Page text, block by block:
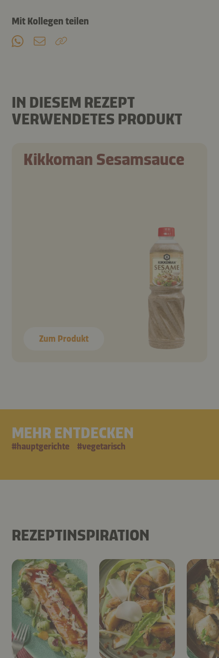
Mit Kollegen teilen
IN DIESEM REZEPT
VERWENDETES PRODUKT
Kikkoman Sesamsauce
Zum Produkt
MEHR ENTDECKEN
#hauptgerichte #vegetarisch
REZEPTINSPIRATION